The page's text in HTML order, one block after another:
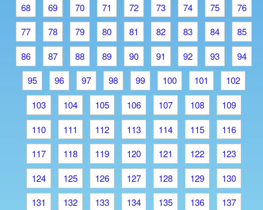
68
69 70 71 72 73 74 75
76
77
78 79 80 81 82 83 84
85
86
87 88 89 90 91 92 93
94
95
96 97 98 99 100 101
102
103
104 105 106 107 108
109
110
111 112 113 114 115
116
117
118 119 120 121 122
123
124
125 126 127 128 129
130
131
132 133 134 135 136
137